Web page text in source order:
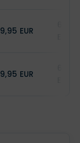
9,95 EUR
9,95 EUR